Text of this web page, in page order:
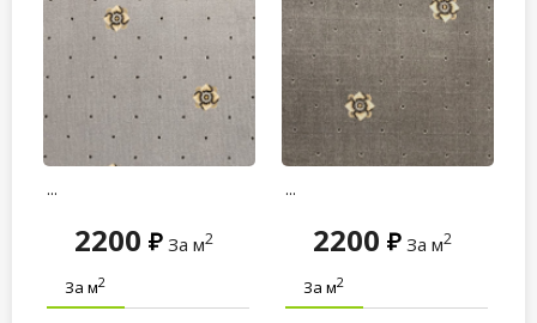
...
2200 За м2
За м2
...
2200 За м2
За м2